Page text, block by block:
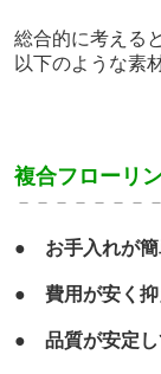
総合的に考えると
以下のような素
複合フローリ
－－－－－－－
● お手入れが
● 費用が安く
● 品質が安定